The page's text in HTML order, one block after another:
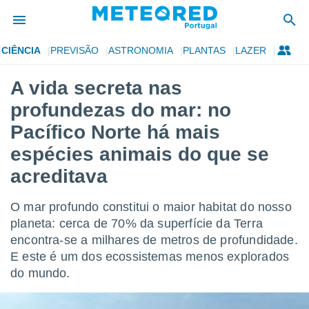
da
foi
para
as
fornecidas
das
e
CIÊNCIA PREVISÃO ASTRONOMIA PLANTAS LAZER
A vida secreta nas
profundezas do mar: no
Pacífico Norte há mais
espécies animais do que se
acreditava
O mar profundo constitui o maior habitat do nosso
planeta: cerca de 70% da superfície da Terra
encontra-se a milhares de metros de profundidade.
E este é um dos ecossistemas menos explorados
do mundo.